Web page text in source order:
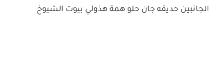
الجانبين حديقه جان حلو همة هذولي بيوت الشيوخ